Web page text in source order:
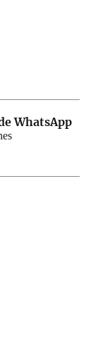
WhatsApp